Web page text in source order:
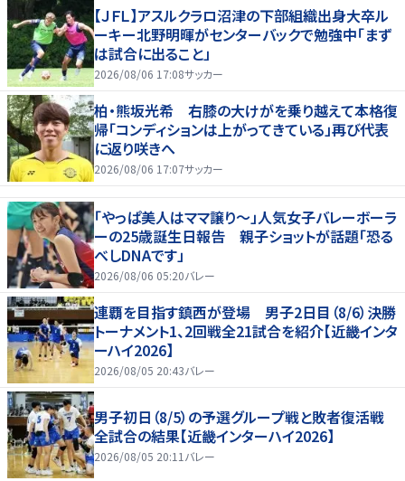
【ＪＦＬ】アスルクラロ沼津の下部組織出身大卒ル
ーキー北野明暉がセンターバックで勉強中「まず
は試合に出ること」
2026/08/06 17:08サッカー
柏・熊坂光希 右膝の大けがを乗り越えて本格復
帰「コンディションは上がってきている」再び代表
に返り咲きへ
2026/08/06 17:07サッカー
「やっぱ美人はママ譲り～」人気女子バレーボーラ
ーの25歳誕生日報告 親子ショットが話題「恐る
べしDNAです」
2026/08/06 05:20バレー
連覇を目指す鎮西が登場 男子2日目（8/6）決勝
トーナメント1、2回戦全21試合を紹介【近畿インタ
ーハイ2026】
2026/08/05 20:43バレー
男子初日（8/5）の予選グループ戦と敗者復活戦
全試合の結果【近畿インターハイ2026】
2026/08/05 20:11 バレー